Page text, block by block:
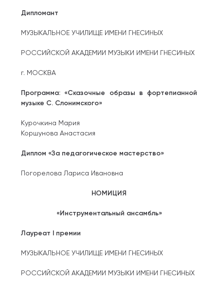
Дипломант
МУЗЫКАЛЬНОЕ УЧИЛИЩЕ ИМЕНИ ГНЕСИНЫХ
РОССИЙСКОЙ АКАДЕМИИ МУЗЫКИ ИМЕНИ ГНЕСИНЫХ
г. МОСКВА
Программа: «Сказочные образы в фортепианной
музыке С. Слонимского»
Курочкина Мария
Коршунова Анастасия
Диплом «За педагогическое мастерство»
Погорелова Лариса Ивановна
НОМИЦИЯ
«Инструментальный ансамбль»
Лауреат I премии
МУЗЫКАЛЬНОЕ УЧИЛИЩЕ ИМЕНИ ГНЕСИНЫХ
РОССИЙСКОЙ АКАДЕМИИ МУЗЫКИ ИМЕНИ ГНЕСИНЫХ